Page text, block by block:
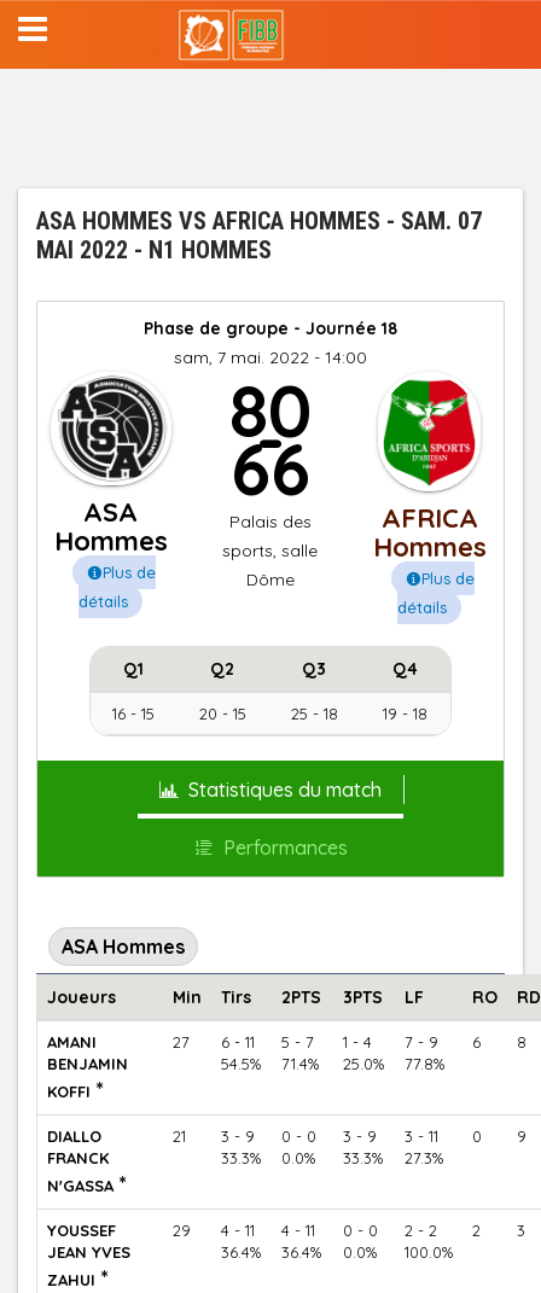
Aller
au
contenu
ASA HOMMES VS AFRICA HOMMES - SAM. 07
MAI 2022 - N1 HOMMES
Phase de groupe - Journée 18
sam, 7 mai. 2022 - 14:00
ASA
Hommes
Plus de
détails
80
-
66
Palais des
sports, salle
Dôme
AFRICA
Hommes
Plus de
détails
Q1 Q2 Q3 Q4
16 - 15 20 - 15 25 - 18 19 - 18
Statistiques du match
Performances
ASA Hommes
Joueurs Min Tirs 2PTS 3PTS LF RO RD
AMANI
BENJAMIN
KOFFI *
27
6 - 11
54.5%
5 - 7
71.4%
1 - 4
25.0%
7 - 9
77.8%
6 8
DIALLO
FRANCK
N'GASSA *
21
3 - 9
33.3%
0 - 0
0.0%
3 - 9
33.3%
3 - 11
27.3%
0 9
YOUSSEF
JEAN YVES
ZAHUI *
29
4 - 11
36.4%
4 - 11
36.4%
0 - 0
0.0%
2 - 2
100.0%
2 3